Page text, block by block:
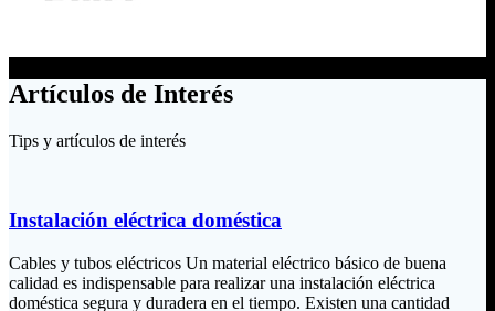
Artículos de Interés
Tips y artículos de interés
Instalación eléctrica doméstica
Cables y tubos eléctricos Un material eléctrico básico de buena
calidad es indispensable para realizar una instalación eléctrica
doméstica segura y duradera en el tiempo. Existen una cantidad